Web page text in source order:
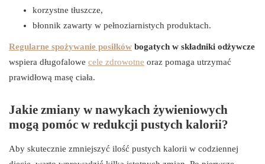
korzystne tłuszcze,
błonnik zawarty w pełnoziarnistych produktach.
Regularne spożywanie posiłków bogatych w składniki odżywcze
wspiera długofalowe cele zdrowotne oraz pomaga utrzymać
prawidłową masę ciała.
Jakie zmiany w nawykach żywieniowych
mogą pomóc w redukcji pustych kalorii?
Aby skutecznie zmniejszyć ilość pustych kalorii w codziennej